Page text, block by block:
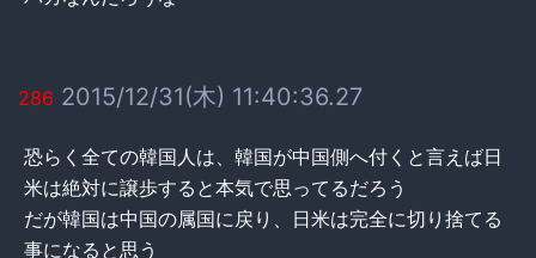
286 2015/12/31(木) 11:40:36.27
恐らく全ての韓国人は、韓国が中国側へ付くと言えば日
米は絶対に譲歩すると本気で思ってるだろう
だが韓国は中国の属国に戻り、日米は完全に切り捨てる
事になると思う